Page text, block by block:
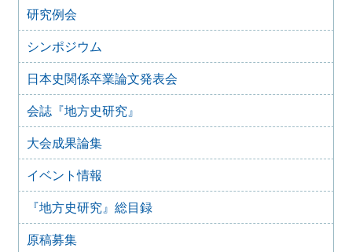
事務局臨時休室のお知らせ【重要】
2020年4月6日
事務局開室日変更のお知らせ【重要】
臨時休室のお知らせ（4月7日・10日）
2020年3月26日
臨時休室のお知らせ
2019年12月20日
臨時休室のお知らせ
研究例会
シンポジウム
日本史関係卒業論文発表会
会誌『地方史研究』
大会成果論集
イベント情報
『地方史研究』総目録
原稿募集